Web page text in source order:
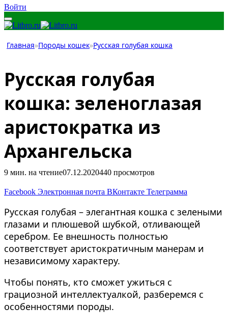
Войти
Главная»Породы кошек»Русская голубая кошка
Русская голубая
кошка: зеленоглазая
аристократка из
Архангельска
9 мин. на чтение07.12.2020440 просмотров
Facebook Электронная почта ВКонтакте Телеграмма
Русская голубая – элегантная кошка с зелеными
глазами и плюшевой шубкой, отливающей
серебром. Ее внешность полностью
соответствует аристократичным манерам и
независимому характеру.
Чтобы понять, кто сможет ужиться с
грациозной интеллектуалкой, разберемся с
особенностями породы.